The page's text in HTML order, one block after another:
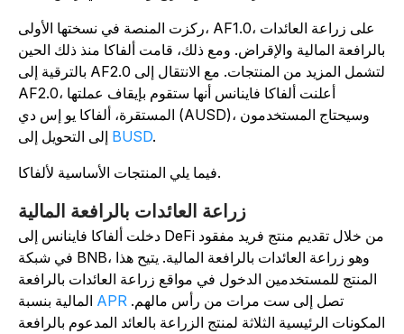
ركزت المنصة في نسختها الأولى، AF1.0، على زراعة العائدات
المالية والإقراض. ومع ذلك، قامت ألفاكا منذ ذلك الحين
بالترقية إلى AF2.0 لتشمل المزيد من المنتجات. مع الانتقال إلى
AF2.0، أعلنت ألفاكا فاينانس أنها ستقوم بإيقاف عملتها
المستقرة، ألفاكا يو إس دي (AUSD)، وسيحتاج المستخدمون
إلى التحويل إلىBUSD
زراعة العائدات بالرافعة المالية
دخلت ألفاكا فاينانس إلى DeFi من خلال تقديم منتج فريد مفقود
في شبكة BNB، وهو زراعة العائدات بالرافعة المالية. يتيح هذا
المنتج للمستخدمين الدخول في مواقع زراعة العائدات بالرافعة
المالية بنسبةAPRتصل إلى ست مرات من رأس مالهم.
الرئيسية الثلاثة لمنتج الزراعة بالعائد المدعوم بالرافعة